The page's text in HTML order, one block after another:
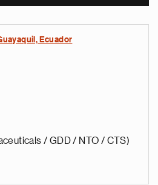
Ecuador
/ GDD / NTO / CTS)